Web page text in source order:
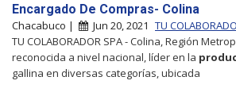
Encargado De Compras- Colina
Chacabuco | Jun 20, 2021 TU
TU COLABORADOR SPA - Colina, Región
reconocida a nivel nacional, líder en la
gallina en diversas categorías, ubicada